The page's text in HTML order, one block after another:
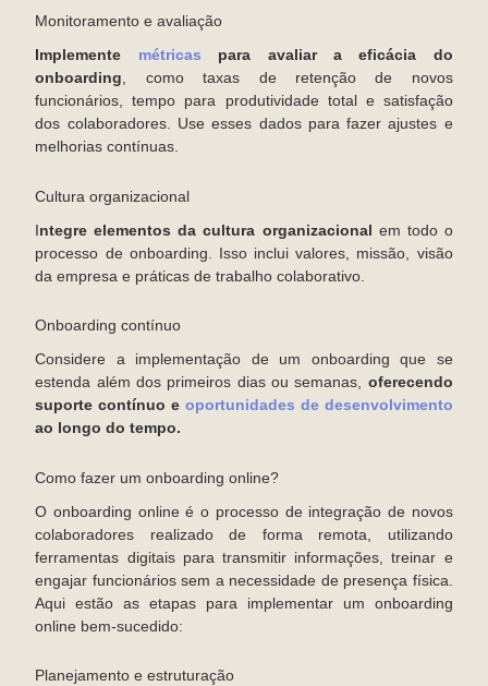
Monitoramento e avaliação
Implemente métricas para avaliar a eficácia do
onboarding, como taxas de retenção de novos
funcionários, tempo para produtividade total e satisfação
dos colaboradores. Use esses dados para fazer ajustes e
melhorias contínuas.
Cultura organizacional
Integre elementos da cultura organizacional em todo o
processo de onboarding. Isso inclui valores, missão, visão
da empresa e práticas de trabalho colaborativo.
Onboarding contínuo
Considere a implementação de um onboarding que se
estenda além dos primeiros dias ou semanas, oferecendo
suporte contínuo e oportunidades de desenvolvimento
ao longo do tempo.
Como fazer um onboarding online?
O onboarding online é o processo de integração de novos
colaboradores realizado de forma remota, utilizando
ferramentas digitais para transmitir informações, treinar e
engajar funcionários sem a necessidade de presença física.
Aqui estão as etapas para implementar um onboarding
online bem-sucedido:
Planejamento e estruturação